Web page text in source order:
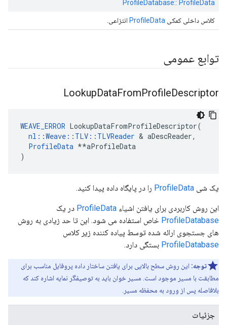
ProfileDatabase:: ProfileData
کلاس داخلی کمکی ProfileData انتزاعی.
توابع عمومی
LookupDataFromProfileDescriptor
WEAVE_ERROR LookupDataFromProfileDescriptor(
nl::Weave::TLV::TLVReader & aDescReader,
ProfileData **aProfileData
)
یک شی ProfileData را در پایگاه داده پیدا کنید.
این روش کاربردی برای یافتن اشیاء ProfileData در یک
ProfileDatabase خاص استفاده می شود. این تا حد زیادی به روش
های جستجوی ارائه شده توسط پیاده کننده زیر کلاس
ProfileDatabase بستگی دارد.
توجه: این روش سطح بالایی برای یافتن ساختار داده پروفایل مناسب برای
مطابقت با مسیر موجود است. مسیر خوان باید به توصیفگر نمایه اشاره کند که
بلافاصله پس از ورود به محفظه مسیر.
جزئیات